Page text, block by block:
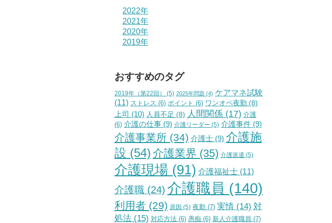
2022年
2021年
2020年
2019年
おすすめのタグ
2019年（第22回） (5) 2025年問題 (4) ケアマネ試験
(11) ストレス (6) ポイント (6) ワンオペ夜勤 (8)
上司 (10) 人員不足 (8) 人間関係 (17) 介護
(6) 介護の仕事 (9) 介護リーダー (5) 介護事件 (9)
介護事業所 (34) 介護士 (9) 介護施
設 (54) 介護業界 (35) 介護派遣 (5)
介護現場 (91) 介護福祉士 (11)
介護職 (24) 介護職員 (140)
利用者 (29) 原因 (5) 夜勤 (7) 実情 (14) 対
処法 (15) 対応方法 (6) 愚痴 (6) 新人介護職員 (7)